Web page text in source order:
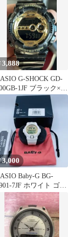
3,888
G-SHOCK GD-
1JF ブラック×ゴ
ルド 稼動品
3,000
Baby-G BG-
7JF ホワイト ゴー
ド